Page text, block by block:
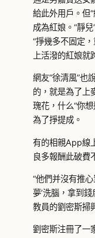
給此外用戶。但
成為紅娘。“靜
“掙幾多不固定
上活潑的紅娘就
網友“徐清風”也
的，就是為了上
瑰花，什么“你
為了掙提成。
有的相親App線
良多報酬此破費
“他們并沒有推
夢’洗腦，拿到
教員的劉密斯掃
劉密斯注冊了一